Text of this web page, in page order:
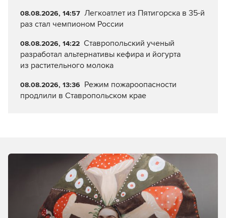
08.08.2026, 14:57 Легкоатлет из Пятигорска в 35-й
раз стал чемпионом России
08.08.2026, 14:22 Ставропольский ученый
разработал альтернативы кефира и йогурта
из растительного молока
08.08.2026, 13:36 Режим пожароопасности
продлили в Ставропольском крае